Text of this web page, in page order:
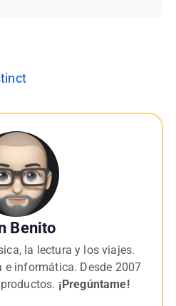
Benito
la lectura y los viajes.
e informática. Desde 2007
¡Pregúntame!